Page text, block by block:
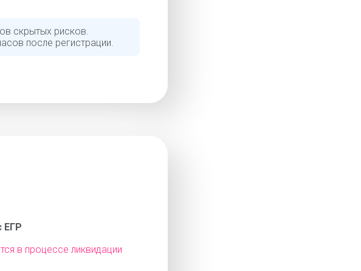
скрытых рисков.
после регистрации.
ЕГР
в процессе ликвидации